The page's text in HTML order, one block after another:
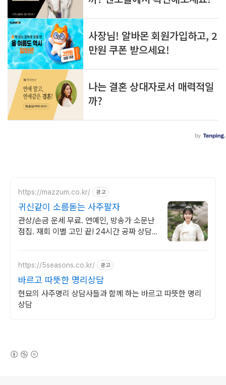
https://mazzum.co.kr/ 광고
귀신같이 소름돋는 사주팔자
관상/손금 운세 무료. 연예인, 방송가 소문난
점집. 재회 이별 고민 끝! 24시간 공짜 상담,
https://5seasons.co.kr/ 광고
바르고 따뜻한 명리상담
현묘의 사주명리 상담사들과 함께 하는 바르고 따뜻한 명리
상담